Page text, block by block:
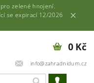
zelené hnojení.
se expirací 12/2026
info@zahradnidum.cz
0 Kč